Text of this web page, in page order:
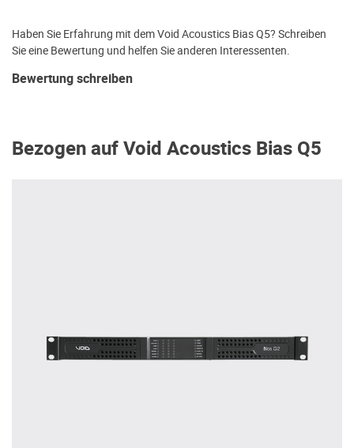
Haben Sie Erfahrung mit dem Void Acoustics Bias Q5? Schreiben
Sie eine Bewertung und helfen Sie anderen Interessenten.
Bewertung schreiben
Bezogen auf Void Acoustics Bias Q5